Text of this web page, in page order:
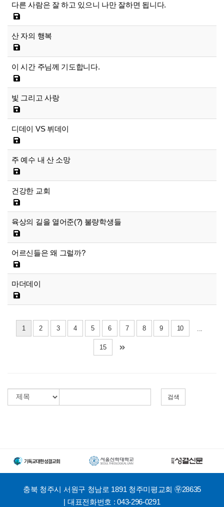
다른 사람은 잘 하고 있으니 나만 잘하면 됩니다.
산 자의 행복
이 시간 주님께 기도합니다.
빛 그리고 사랑
디데이 VS 뷔데이
주 예수 내 산 소망
건강한 교회
육상의 길을 열어준(?) 불량학생들
어르신들은 왜 그럴까?
마더데이
1 2 3 4 5 6 7 8 9 10 ...
15
검색
충북 청주시 서원구 청남로 1891 청주미평교회 ㉾28635
| 대표전화번호 : 043-296-0291